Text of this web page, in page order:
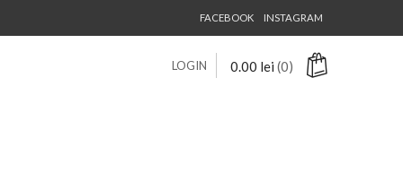
FACEBOOK INSTAGRAM
0.00 lei (0)
LOGIN